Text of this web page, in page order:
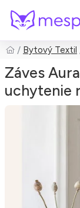
Hľadať
Bytový Textil
Záves
uchytenie